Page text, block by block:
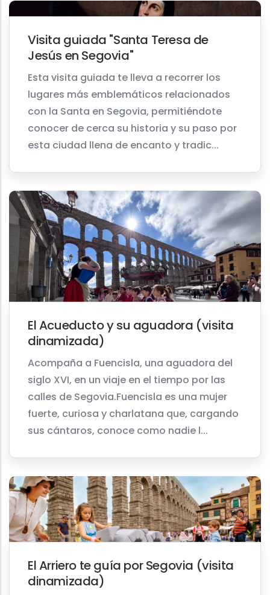
Visita guiada "Santa Teresa de
Jesús en Segovia"
Esta visita guiada te lleva a recorrer los
lugares más emblemáticos relacionados
con la Santa en Segovia, permitiéndote
conocer de cerca su historia y su paso por
esta ciudad llena de encanto y tradic...
El Acueducto y su aguadora (visita
dinamizada)
Acompaña a Fuencisla, una aguadora del
siglo XVI, en un viaje en el tiempo por las
calles de Segovia.Fuencisla es una mujer
fuerte, curiosa y charlatana que, cargando
sus cántaros, conoce como nadie l...
El Arriero te guía por Segovia (visita
dinamizada)